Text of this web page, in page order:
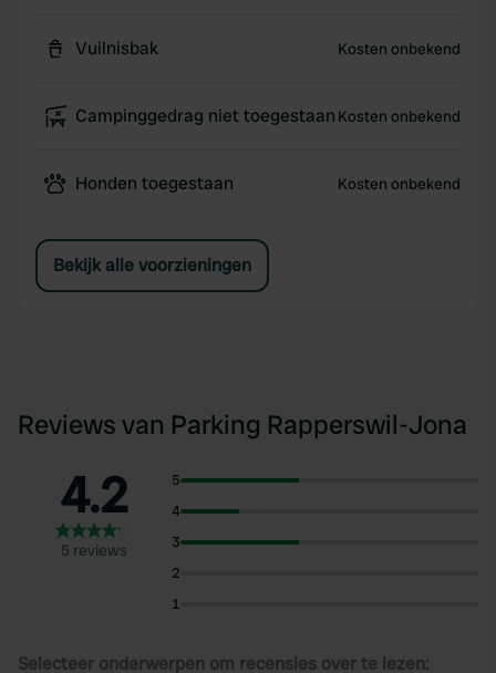
Vuilnisbak Kosten onbekend
Campinggedrag niet toegestaan Kosten onbekend
Honden toegestaan Kosten onbekend
Bekijk alle voorzieningen
Reviews van Parking Rapperswil-Jona
4.2
5 reviews
5
4
3
2
1
Selecteer onderwerpen om recensies over te lezen: